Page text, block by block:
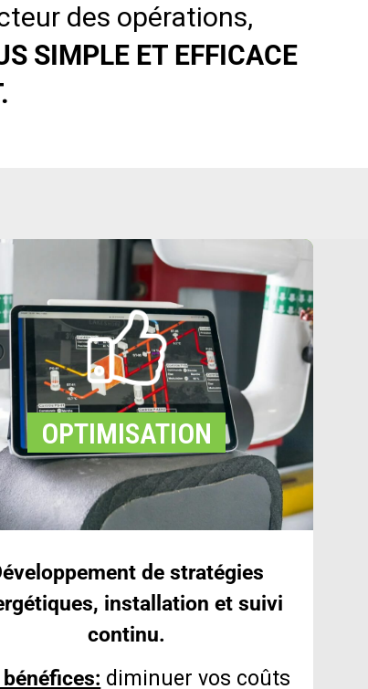
des opérations,
SIMPLE ET EFFICACE
OPTIMISATION
de stratégies
installation et suivi
continu.
diminuer vos coûts